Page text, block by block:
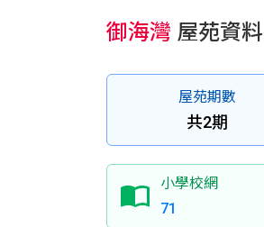
御海灣 屋苑資料
屋苑期數
共2期
小學校網
71